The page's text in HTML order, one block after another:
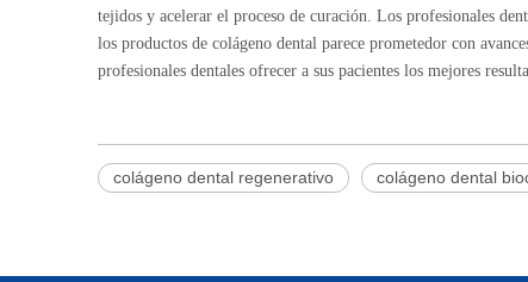
tejidos y acelerar el proceso de curación. Los profesionales
los productos de colágeno dental parece prometedor con
profesionales dentales ofrecer a sus pacientes los mejores
colágeno dental regenerativo colágeno dental